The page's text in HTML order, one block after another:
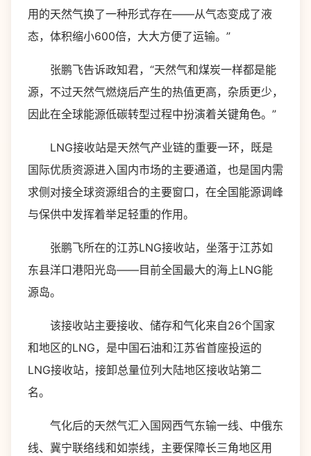
用的天然气换了一种形式存在——从气态变成了液
态，体积缩小600倍，大大方便了运输。”
张鹏飞告诉政知君，“天然气和煤炭一样都是能
源，不过天然气燃烧后产生的热值更高，杂质更少，
因此在全球能源低碳转型过程中扮演着关键角色。”
LNG接收站是天然气产业链的重要一环，既是
国际优质资源进入国内市场的主要通道，也是国内需
求侧对接全球资源组合的主要窗口，在全国能源调峰
与保供中发挥着举足轻重的作用。
张鹏飞所在的江苏LNG接收站，坐落于江苏如
东县洋口港阳光岛——目前全国最大的海上LNG能
源岛。
该接收站主要接收、储存和气化来自26个国家
和地区的LNG，是中国石油和江苏省首座投运的
LNG接收站，接卸总量位列大陆地区接收站第二
名。
气化后的天然气汇入国网西气东输一线、中俄东
线、冀宁联络线和如崇线，主要保障长三角地区用